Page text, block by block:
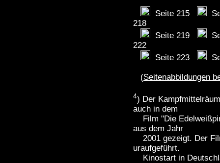
Seite 215
218
Seite 219
222
Seite 223
(Seitenabbildungen
4) Der
auch in dem
Film "Die
aus dem Jahr
2001 gezeigt. Der
uraufgeführt.
Kinostart in